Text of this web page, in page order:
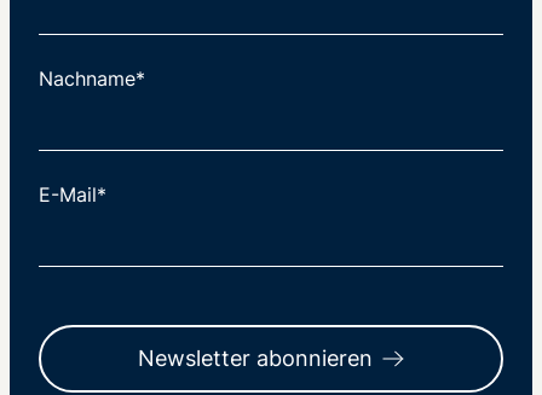
Nachname*
E-Mail*
Newsletter abonnieren